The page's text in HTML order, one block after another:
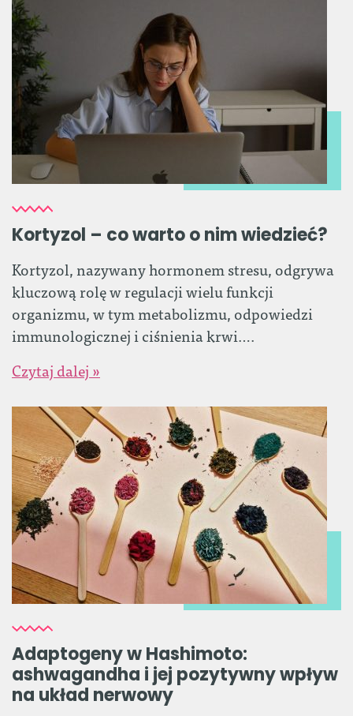
Kortyzol – co warto o nim wiedzieć?
Kortyzol, nazywany hormonem stresu, odgrywa
kluczową rolę w regulacji wielu funkcji
organizmu, w tym metabolizmu, odpowiedzi
immunologicznej i ciśnienia krwi….
Czytaj dalej »
Adaptogeny w Hashimoto:
ashwagandha i jej pozytywny wpływ
na układ nerwowy